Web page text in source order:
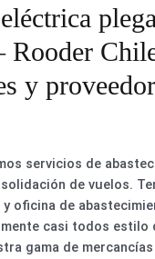
Rooder
y
servicios de
de vuelos.
oficina de
casi todos estilo
gama de